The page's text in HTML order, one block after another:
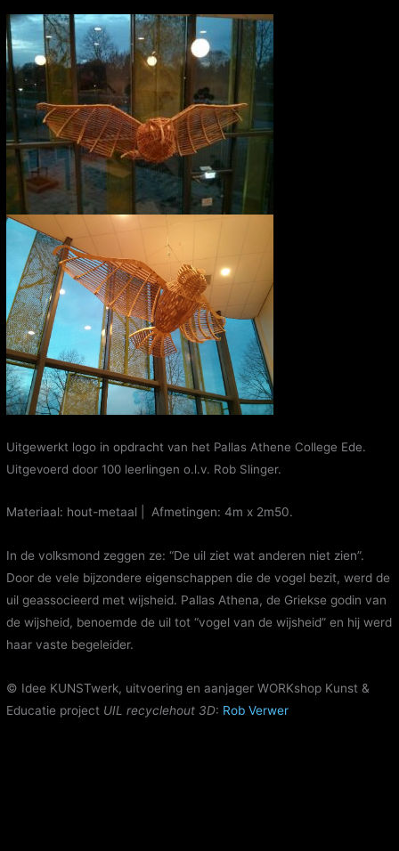
Uitgewerkt logo in opdracht van het Pallas Athene College Ede.
Uitgevoerd door 100 leerlingen o.l.v. Rob Slinger.
Materiaal: hout-metaal | Afmetingen: 4m x 2m50.
In de volksmond zeggen ze: “De uil ziet wat anderen niet zien”.
Door de vele bijzondere eigenschappen die de vogel bezit, werd de
uil geassocieerd met wijsheid. Pallas Athena, de Griekse godin van
de wijsheid, benoemde de uil tot “vogel van de wijsheid” en hij werd
haar vaste begeleider.
© Idee KUNSTwerk, uitvoering en aanjager WORKshop Kunst &
Educatie project UIL recyclehout 3D: Rob Verwer